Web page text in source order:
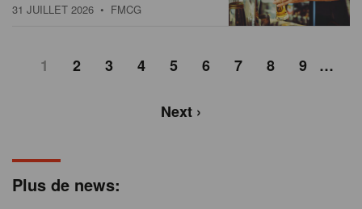
Plus de news:
31 JUILLET 2026 • FMCG
1 2 3 4 5 6 7 8 9 …
Next ›